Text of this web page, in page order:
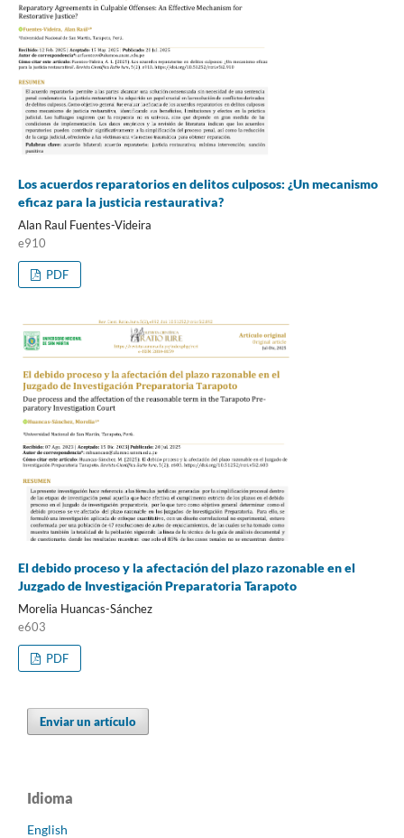
Los acuerdos reparatorios en delitos culposos: ¿Un mecanismo
eficaz para la justicia restaurativa?
Alan Raul Fuentes-Videira
e910
PDF
El debido proceso y la afectación del plazo razonable en el
Juzgado de Investigación Preparatoria Tarapoto
Morelia Huancas-Sánchez
e603
PDF
Enviar un artículo
Idioma
English